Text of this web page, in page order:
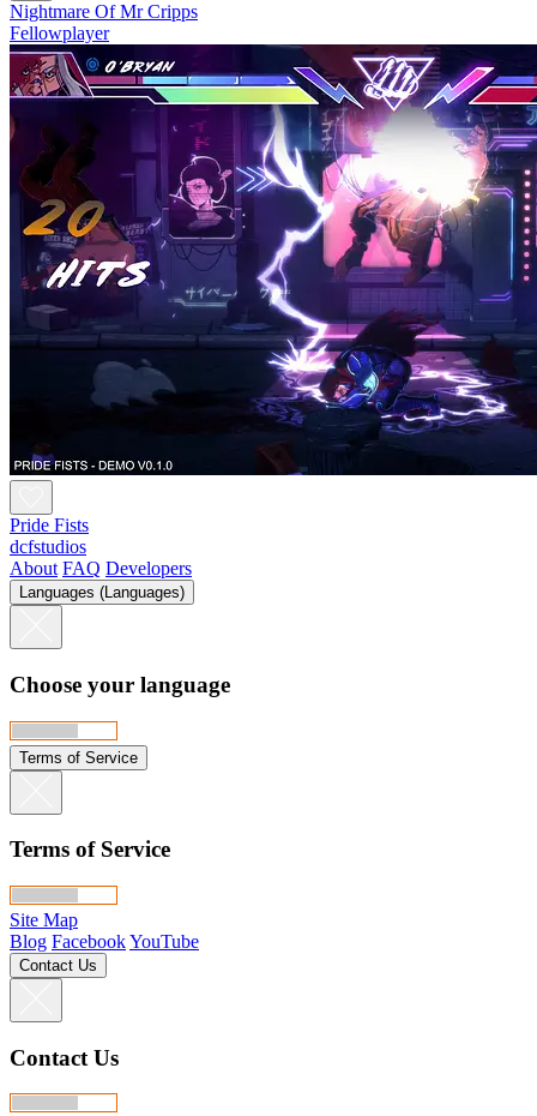
Nightmare Of Mr Cripps
Fellowplayer
Pride Fists
dcfstudios
About FAQ Developers
Languages (Languages)
Choose your language
Terms of Service
Terms of Service
Site Map
Blog FacebookYouTube
Contact Us
Contact Us